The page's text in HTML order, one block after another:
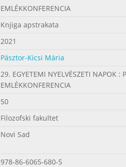
EMLÉKKONFERENCIA
Knjiga apstrakata
2021
Pásztor-Kicsi Mária
29. EGYETEMI NYELVÉSZETI NAPOK :
EMLÉKKONFERENCIA
50
Filozofski fakultet
Novi Sad
978-86-6065-680-5